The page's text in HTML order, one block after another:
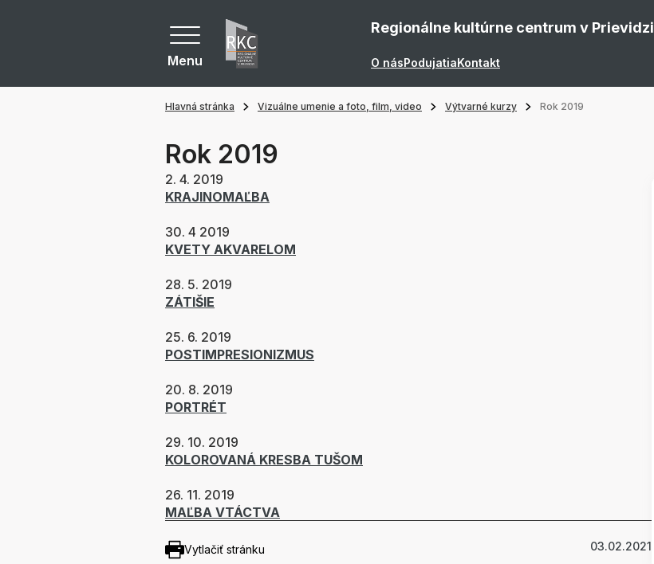
Menu
Regionálne kultúrne centrum v Prievidzi
O násPodujatiaKontakt
Hlavná stránka Vizuálne umenie a foto, film, video Výtvarné kurzy Rok 2019
Rok 2019
2. 4. 2019
KRAJINOMAĽBA
30. 4 2019
KVETY AKVARELOM
28. 5. 2019
ZÁTIŠIE
25. 6. 2019
POSTIMPRESIONIZMUS
20. 8. 2019
PORTRÉT
29. 10. 2019
KOLOROVANÁ KRESBA TUŠOM
26. 11. 2019
MAĽBA VTÁCTVA
Vytlačiť stránku 03.02.2021